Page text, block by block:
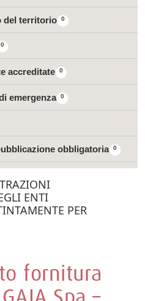
0
del territorio
0
0
accreditate
0
emergenza
0
obbligatoria
ENTI
PER
fornitura